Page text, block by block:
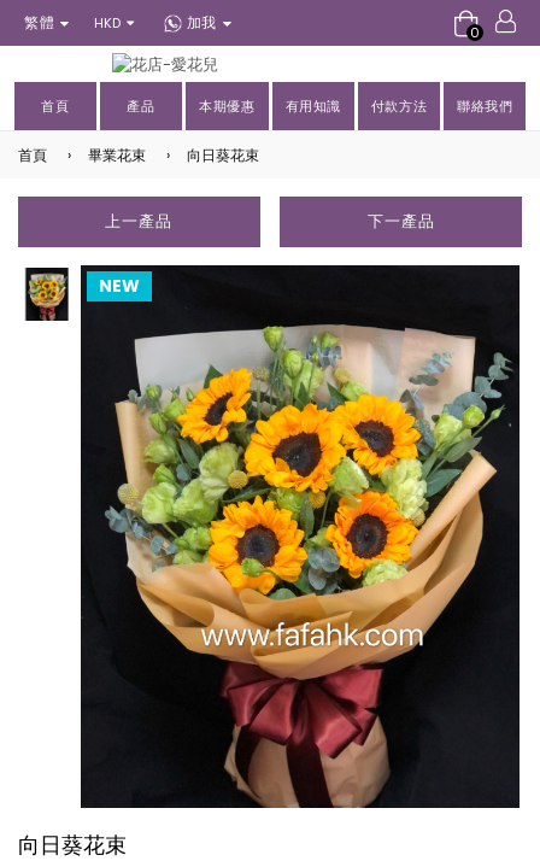
繁體 HKD 加我 0
首頁 產品 本期優惠 有用知識 付款方法 聯絡我們
首頁 › 畢業花束 › 向日葵花束
上一產品 下一產品
NEW
向日葵花束